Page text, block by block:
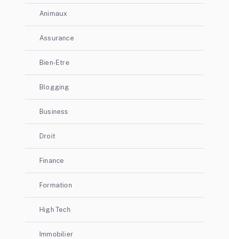
Animaux
Assurance
Bien-Etre
Blogging
Business
Droit
Finance
Formation
High Tech
Immobilier